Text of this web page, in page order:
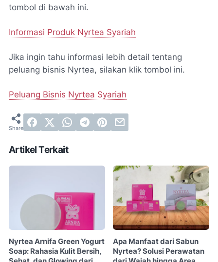
tombol di bawah ini.
Informasi Produk Nyrtea Syariah
Jika ingin tahu informasi lebih detail tentang
peluang bisnis Nyrtea, silakan klik tombol ini.
Peluang Bisnis Nyrtea Syariah
Artikel Terkait
Nyrtea Arnifa Green Yogurt
Soap: Rahasia Kulit Bersih,
Apa Manfaat dari Sabun
Nyrtea? Solusi Perawatan